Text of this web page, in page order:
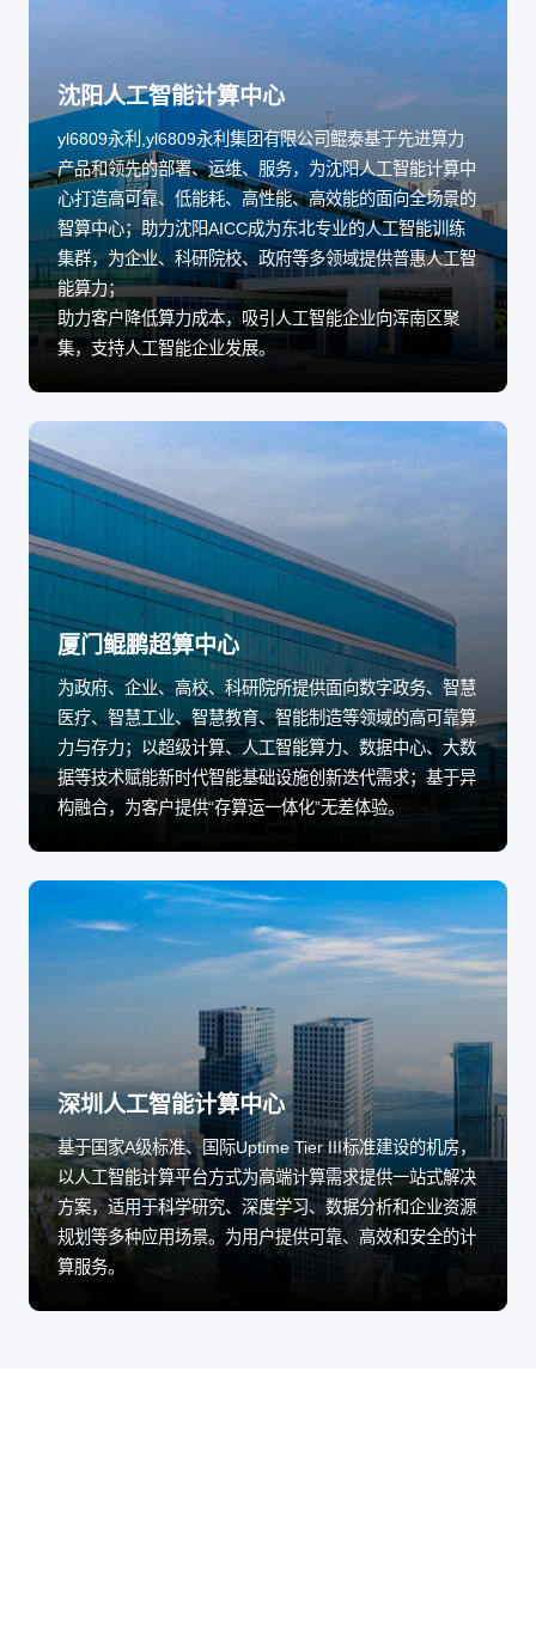
沈阳人工智能计算中心
yl6809永利,yl6809永利集团有限公司鲲泰基于先进算力
产品和领先的部署、运维、服务，为沈阳人工智能计算中
心打造高可靠、低能耗、高性能、高效能的面向全场景的
智算中心；助力沈阳AICC成为东北专业的人工智能训练
集群，为企业、科研院校、政府等多领域提供普惠人工智
能算力；
助力客户降低算力成本，吸引人工智能企业向浑南区聚
集，支持人工智能企业发展。
厦门鲲鹏超算中心
为政府、企业、高校、科研院所提供面向数字政务、智慧
医疗、智慧工业、智慧教育、智能制造等领域的高可靠算
力与存力；以超级计算、人工智能算力、数据中心、大数
据等技术赋能新时代智能基础设施创新迭代需求；基于异
构融合，为客户提供“存算运一体化”无差体验。
深圳人工智能计算中心
基于国家A级标准、国际Uptime Tier III标准建设的机房，
以人工智能计算平台方式为高端计算需求提供一站式解决
方案，适用于科学研究、深度学习、数据分析和企业资源
规划等多种应用场景。为用户提供可靠、高效和安全的计
算服务。